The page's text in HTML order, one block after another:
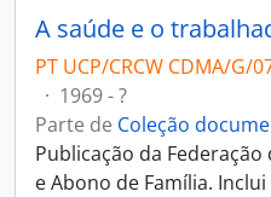
PT UCP/CRCW CDMA/G/
· 1969 - ?
Parte de Coleção
Publicação da Federação
e Abono de Família.